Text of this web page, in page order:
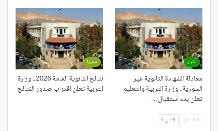
أخبار
معادلة الشهادة الثانوية غير
السورية.. وزارة التربية والتعليم
تعلن بدء استقبال…
سوريا
نتائج الثانوية العامة 2026.. وزارة
التربية تعلن اقتراب صدور النتائج
السابق التالي